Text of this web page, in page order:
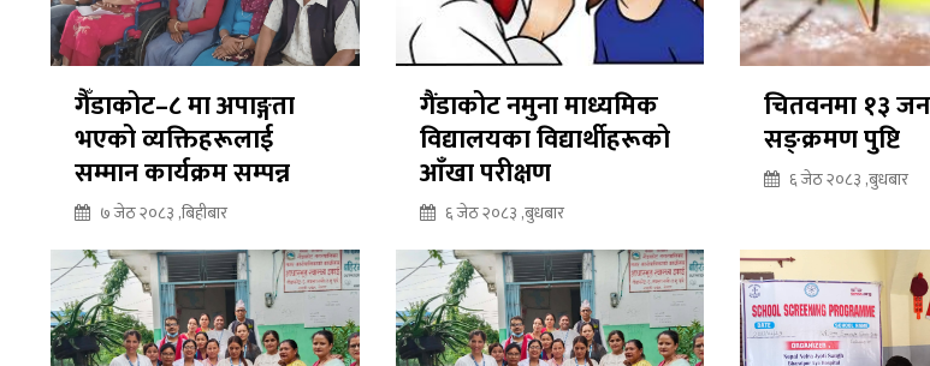
गैँडाकोट–८ मा अपाङ्गता
भएको व्यक्तिहरूलाई
सम्मान कार्यक्रम सम्पन्न
७ जेठ २०८३ ,बिहीबार
गैंडाकोट नमुना माध्यमिक
विद्यालयका विद्यार्थीहरूको
आँखा परीक्षण
६ जेठ २०८३ ,बुधबार
चितवनमा १३
सङ्क्रमण पुष्टि
६ जेठ २०८३ ,बुधबार